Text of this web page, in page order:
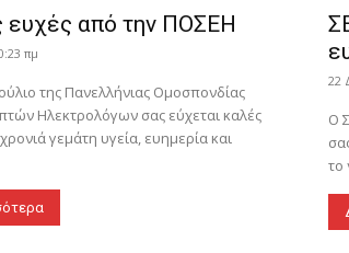
ευχές από την ΠΟΣΕΗ
πμ
της Πανελλήνιας Ομοσπονδίας
Ηλεκτρολόγων σας εύχεται καλές
γεμάτη υγεία, ευημερία και
22
Ο
το